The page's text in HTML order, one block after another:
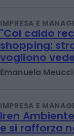
IMPRESA E
"Col caldo
shopping:
vogliono
Emanuela Meucci
IMPRESA E
Iren
e si rafforza